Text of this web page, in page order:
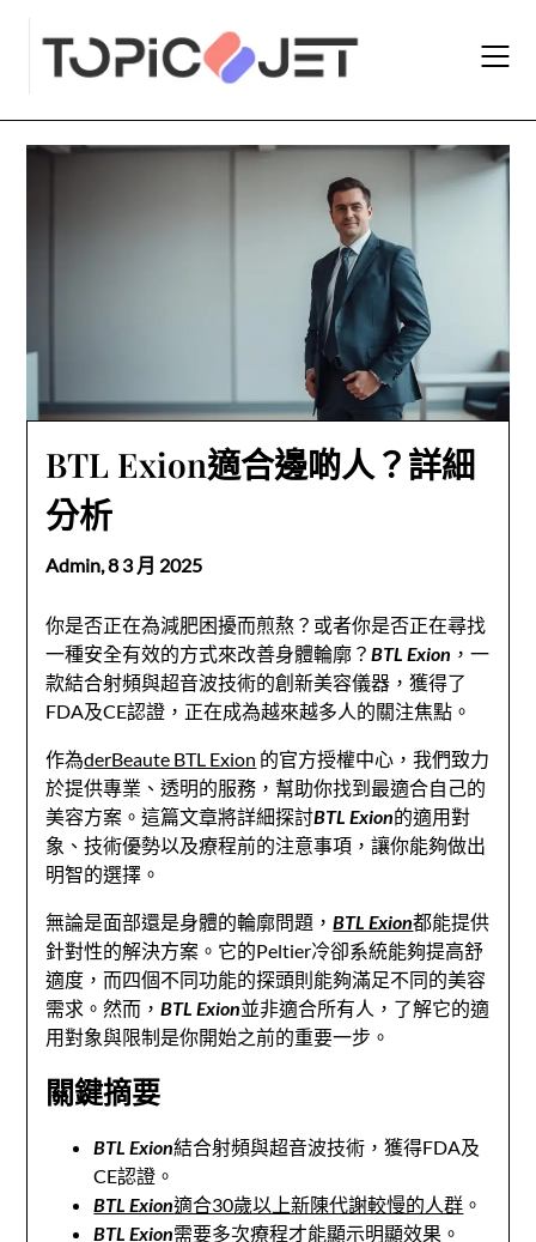
content
BTL Exion適合邊啲人？詳細
分析
Admin,8 3 月 2025
你是否正在為減肥困擾而煎熬？或者你是否正在尋找
一種安全有效的方式來改善身體輪廓？BTL Exion ，一
款結合射頻與超音波技術的創新美容儀器，獲得了
FDA及CE認證，正在成為越來越多人的關注焦點。
作為derBeaute BTL Exion 的官方授權中心，我們致力
於提供專業、透明的服務，幫助你找到最適合自己的
美容方案。這篇文章將詳細探討BTL Exion的適用對
象、技術優勢以及療程前的注意事項，讓你能夠做出
明智的選擇。
無論是面部還是身體的輪廓問題，BTL Exion都能提供
針對性的解決方案。它的Peltier冷卻系統能夠提高舒
適度，而四個不同功能的探頭則能夠滿足不同的美容
需求。然而，BTL Exion並非適合所有人，了解它的適
用對象與限制是你開始之前的重要一步。
關鍵摘要
BTL Exion結合射頻與超音波技術，獲得FDA及
CE認證。
BTL Exion適合30歲以上新陳代謝較慢的人群 。
BTL Exion需要多次療程才能顯示明顯效果。